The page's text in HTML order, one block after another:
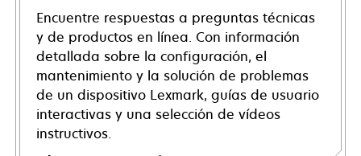
Encuentre respuestas a preguntas técnicas
y de productos en línea. Con información
detallada sobre la configuración, el
mantenimiento y la solución de problemas
de un dispositivo Lexmark, guías de usuario
interactivas y una selección de vídeos
instructivos.